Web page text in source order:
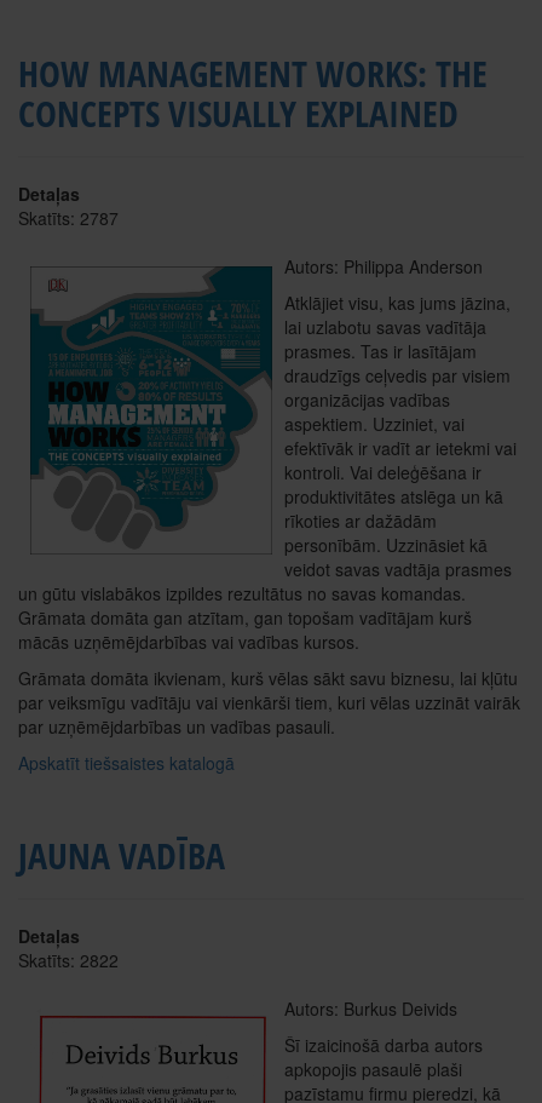
HOW MANAGEMENT WORKS: THE
CONCEPTS VISUALLY EXPLAINED
Detaļas
Skatīts: 2787
Autors: Philippa Anderson
Atklājiet visu, kas jums jāzina,
lai uzlabotu savas vadītāja
prasmes. Tas ir lasītājam
draudzīgs ceļvedis par visiem
organizācijas vadības
aspektiem. Uzziniet, vai
efektīvāk ir vadīt ar ietekmi vai
kontroli. Vai deleģēšana ir
produktivitātes atslēga un kā
rīkoties ar dažādām
personībām. Uzzināsiet kā
veidot savas vadtāja prasmes
un gūtu vislabākos izpildes rezultātus no savas komandas.
Grāmata domāta gan atzītam, gan topošam vadītājam kurš
mācās uzņēmējdarbības vai vadības kursos.
Grāmata domāta ikvienam, kurš vēlas sākt savu biznesu, lai kļūtu
par veiksmīgu vadītāju vai vienkārši tiem, kuri vēlas uzzināt vairāk
par uzņēmējdarbības un vadības pasauli.
Apskatīt tiešsaistes katalogā
JAUNA VADĪBA
Detaļas
Skatīts: 2822
Autors: Burkus Deivids
Šī izaicinošā darba autors
apkopojis pasaulē plaši
pazīstamu firmu pieredzi, kā